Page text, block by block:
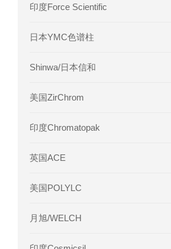
印度Force Scientific
日本YMC色谱柱
Shinwa/日本信和
美国ZirChrom
印度Chromatopak
英国ACE
美国POLYLC
月旭/WELCH